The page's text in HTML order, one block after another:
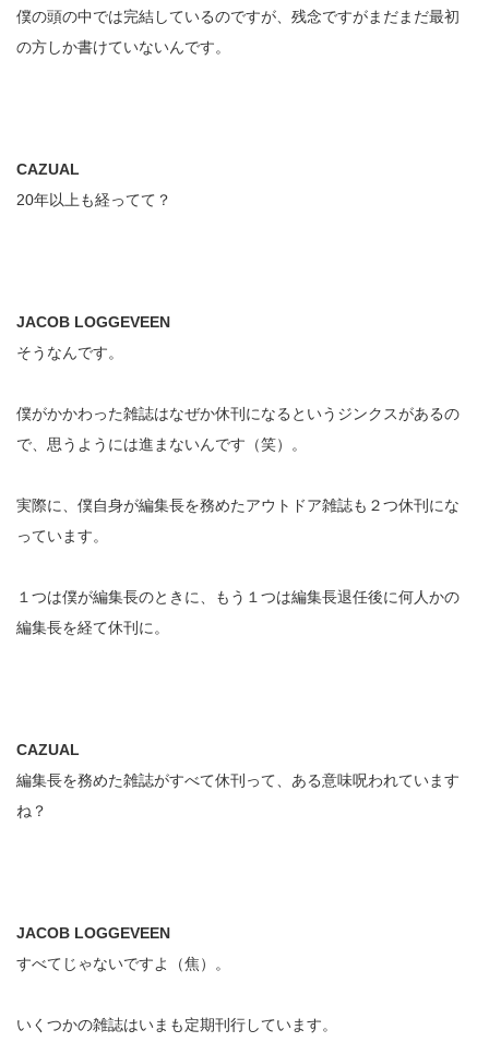
僕の頭の中では完結しているのですが、残念ですがまだまだ最初
の方しか書けていないんです。
CAZUAL
20年以上も経ってて？
JACOB LOGGEVEEN
そうなんです。
僕がかかわった雑誌はなぜか休刊になるというジンクスがあるの
で、思うようには進まないんです（笑）。
実際に、僕自身が編集長を務めたアウトドア雑誌も２つ休刊にな
っています。
１つは僕が編集長のときに、もう１つは編集長退任後に何人かの
編集長を経て休刊に。
CAZUAL
編集長を務めた雑誌がすべて休刊って、ある意味呪われています
ね？
JACOB LOGGEVEEN
すべてじゃないですよ（焦）。
いくつかの雑誌はいまも定期刊行しています。